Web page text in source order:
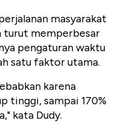
masyarakat
turut memperbesar
pengaturan waktu
satu faktor utama.
karena
tinggi, sampai 170%
kata Dudy.